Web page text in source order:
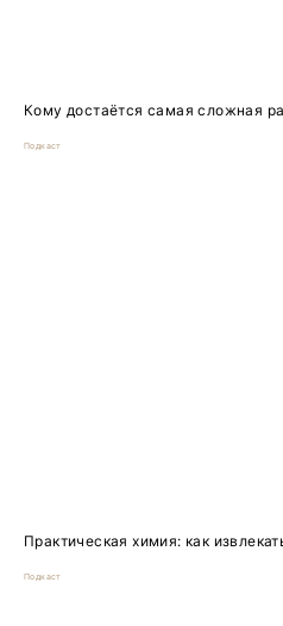
Кому достаётся самая сложная
Подкаст
Практическая химия: как
Подкаст